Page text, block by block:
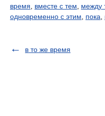
время вместе с тем между
одновременно с этим
пока
в то же время